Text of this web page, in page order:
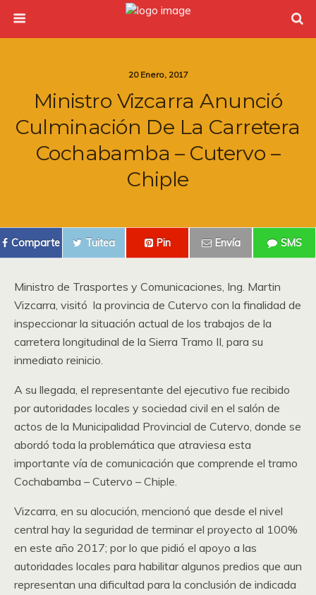
20 Enero, 2017
Ministro Vizcarra Anunció
Culminación De La Carretera
Cochabamba – Cutervo –
Chiple
Comparte Tuitea Pin Envía SMS
Ministro de Trasportes y Comunicaciones, Ing. Martin
Vizcarra, visitó la provincia de Cutervo con la finalidad de
inspeccionar la situación actual de los trabajos de la
carretera longitudinal de la Sierra Tramo II, para su
inmediato reinicio.
A su llegada, el representante del ejecutivo fue recibido
por autoridades locales y sociedad civil en el salón de
actos de la Municipalidad Provincial de Cutervo, donde se
abordó toda la problemática que atraviesa esta
importante vía de comunicación que comprende el tramo
Cochabamba – Cutervo – Chiple.
Vizcarra, en su alocución, mencionó que desde el nivel
central hay la seguridad de terminar el proyecto al 100%
en este año 2017; por lo que pidió el apoyo a las
autoridades locales para habilitar algunos predios que aun
representan una dificultad para la conclusión de indicada